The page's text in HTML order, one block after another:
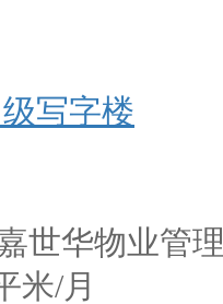
写字楼
世华物业管
米/月